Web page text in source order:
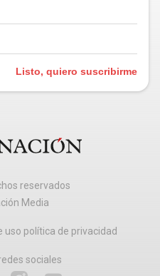
Listo, quiero suscribirme
reservados
Media
uso política de privacidad
sociales